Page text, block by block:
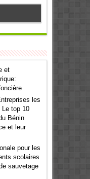
et
les
top 10
Bénin
et leur
pour les
scolaires
sauvetage